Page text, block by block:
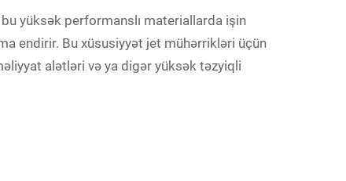
yüksək performanslı materiallarda işin
endirir. Bu xüsusiyyət jet mühərrikləri üçün
alətləri və ya digər yüksək təzyiqli